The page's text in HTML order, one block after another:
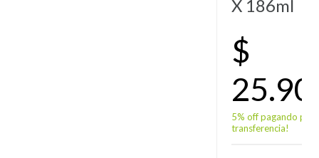
X 186ml
$
5% off pagando por
transferencia!